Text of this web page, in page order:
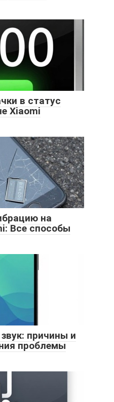
в статус
Xiaomi
на
Все способы
причины и
проблемы